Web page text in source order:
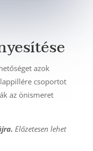
azok
csoportot
az önismeret
Előzetesen lehet